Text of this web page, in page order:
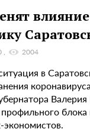
2004
в
Валерия
блока